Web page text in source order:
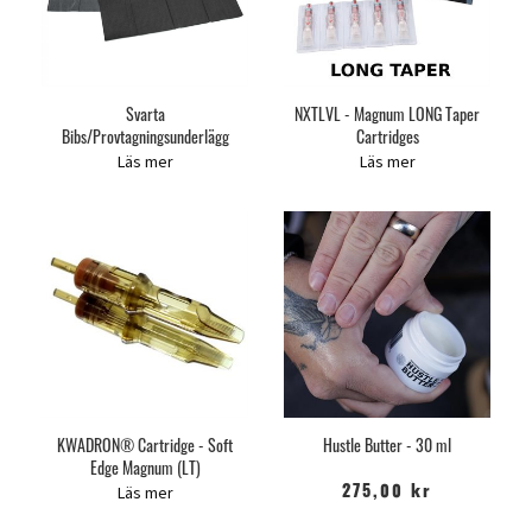
Svarta
Bibs/Provtagningsunderlägg
Läs mer
NXTLVL - Magnum LONG Taper
Cartridges
Läs mer
KWADRON® Cartridge - Soft
Edge Magnum (LT)
Läs mer
Hustle Butter - 30 ml
275,00 kr